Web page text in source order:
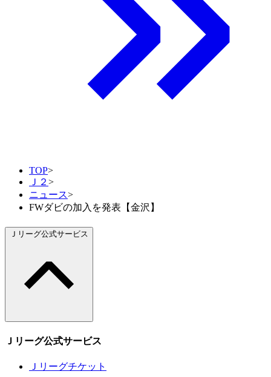
TOP>
Ｊ２ >
ニュース>
FWダビの加入を発表【金沢】
Ｊリーグ公式サービス
Ｊリーグ公式サービス
Ｊリーグチケット